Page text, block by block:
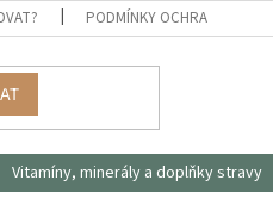
PODMÍNKY OCHRANY
Vitamíny, minerály a doplňky stravy